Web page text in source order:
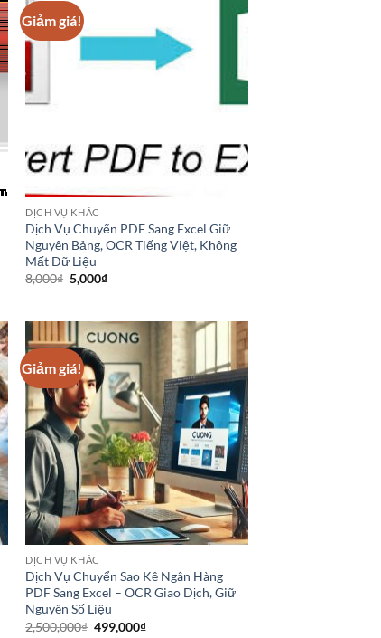
Giảm giá!
DỊCH VỤ KHÁC
Dịch Vụ Chuyển PDF Sang Excel Giữ
Nguyên Bảng, OCR Tiếng Việt, Không
Mất Dữ Liệu
8,000₫ Giá
gốc
5,000₫Giá
5,000₫.
Giảm giá!
DỊCH VỤ KHÁC
Dịch Vụ Chuyển Sao Kê Ngân Hàng
PDF Sang Excel – OCR Giao Dịch, Giữ
Nguyên Số Liệu
2,500,000₫ Giá
499,000₫Giá